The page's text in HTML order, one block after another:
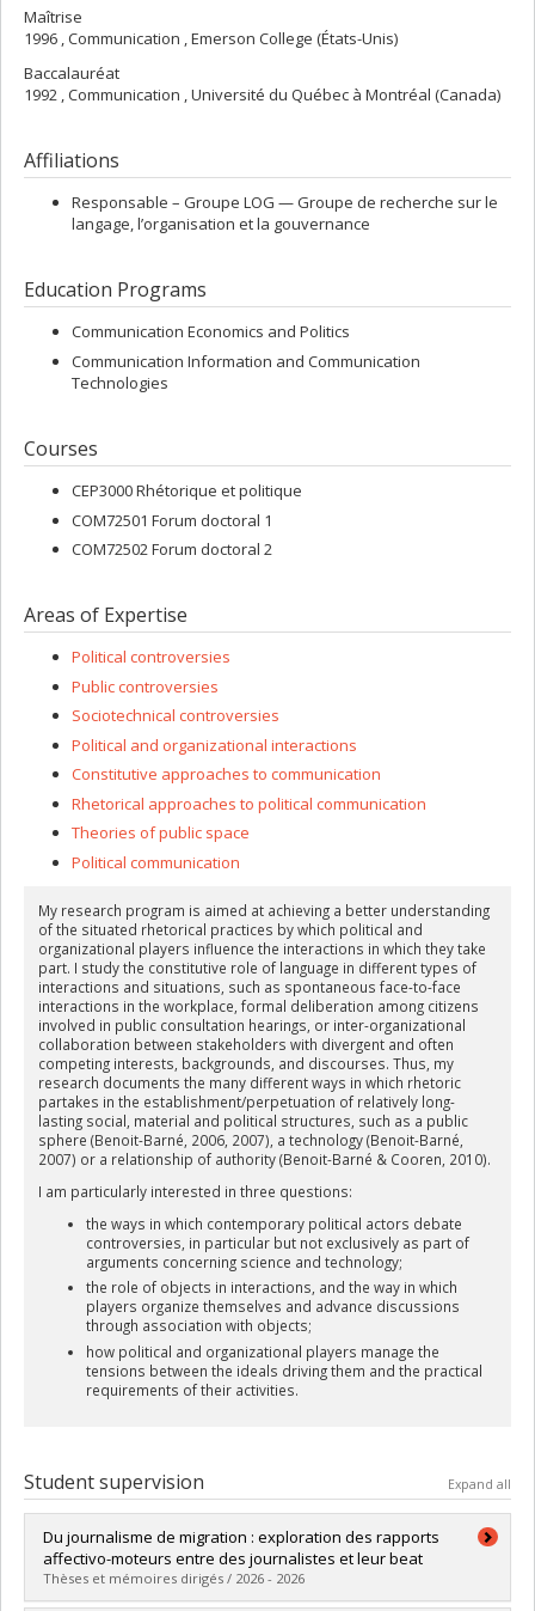
Maîtrise
1996 , Communication , Emerson College (États-Unis)
Baccalauréat
1992 , Communication , Université du Québec à Montréal (Canada)
Affiliations
Responsable – Groupe LOG — Groupe de recherche sur le
langage, l’organisation et la gouvernance
Education Programs
Communication Economics and Politics
Communication Information and Communication
Technologies
Courses
CEP3000 Rhétorique et politique
COM72501 Forum doctoral 1
COM72502 Forum doctoral 2
Areas of Expertise
Political controversies
Public controversies
Sociotechnical controversies
Political and organizational interactions
Constitutive approaches to communication
Rhetorical approaches to political communication
Theories of public space
Political communication
My research program is aimed at achieving a better understanding
of the situated rhetorical practices by which political and
organizational players influence the interactions in which they take
part. I study the constitutive role of language in different types of
interactions and situations, such as spontaneous face-to-face
interactions in the workplace, formal deliberation among citizens
involved in public consultation hearings, or inter-organizational
collaboration between stakeholders with divergent and often
competing interests, backgrounds, and discourses. Thus, my
research documents the many different ways in which rhetoric
partakes in the establishment/perpetuation of relatively long-
lasting social, material and political structures, such as a public
sphere (Benoit-Barné, 2006, 2007), a technology (Benoit-Barné,
2007) or a relationship of authority (Benoit-Barné & Cooren, 2010).
I am particularly interested in three questions:
the ways in which contemporary political actors debate
controversies, in particular but not exclusively as part of
arguments concerning science and technology;
the role of objects in interactions, and the way in which
players organize themselves and advance discussions
through association with objects;
how political and organizational players manage the
tensions between the ideals driving them and the practical
requirements of their activities.
Student supervision Expand all
Du journalisme de migration : exploration des rapports
affectivo-moteurs entre des journalistes et leur beat
Thèses et mémoires dirigés / 2026 - 2026